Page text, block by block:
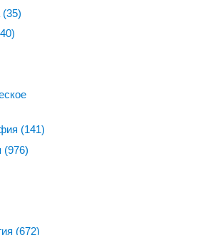
(35)
(141)
(976)
(672)